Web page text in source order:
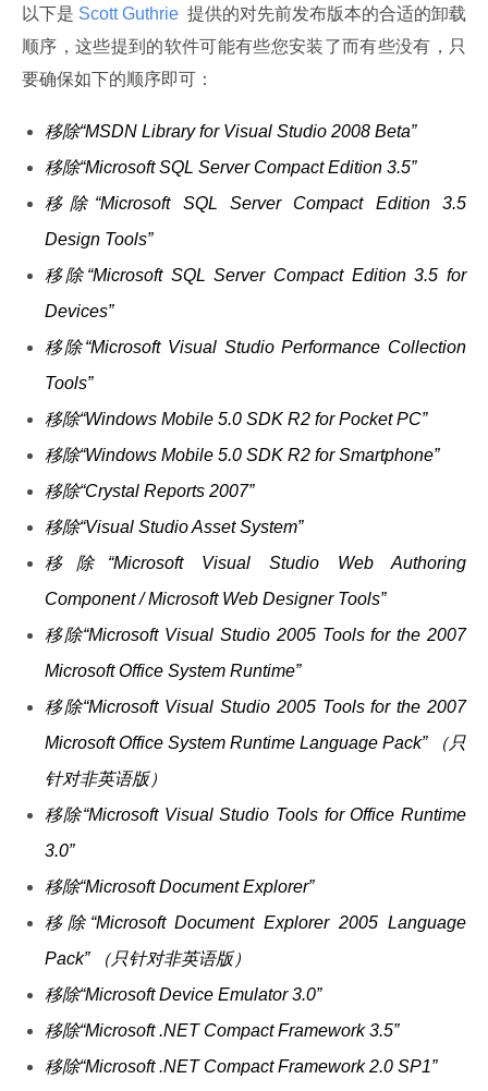
以下是 Scott Guthrie 提供的对先前发布版本的合适的卸载
顺序，这些提到的软件可能有些您安装了而有些没有，只
要确保如下的顺序即可：
移除“MSDN Library for Visual Studio 2008 Beta”
移除“Microsoft SQL Server Compact Edition 3.5”
移除“Microsoft SQL Server Compact Edition 3.5
Design Tools”
移除“Microsoft SQL Server Compact Edition 3.5 for
Devices”
移除“Microsoft Visual Studio Performance Collection
Tools”
移除“Windows Mobile 5.0 SDK R2 for Pocket PC”
移除“Windows Mobile 5.0 SDK R2 for Smartphone”
移除“Crystal Reports 2007”
移除“Visual Studio Asset System”
移除“Microsoft Visual Studio Web Authoring
Component / Microsoft Web Designer Tools”
移除“Microsoft Visual Studio 2005 Tools for the 2007
Microsoft Office System Runtime”
移除“Microsoft Visual Studio 2005 Tools for the 2007
Microsoft Office System Runtime Language Pack” （只
针对非英语版）
移除“Microsoft Visual Studio Tools for Office Runtime
3.0”
移除“Microsoft Document Explorer”
移除“Microsoft Document Explorer 2005 Language
Pack” （只针对非英语版）
移除“Microsoft Device Emulator 3.0”
移除“Microsoft .NET Compact Framework 3.5”
移除“Microsoft .NET Compact Framework 2.0 SP1”